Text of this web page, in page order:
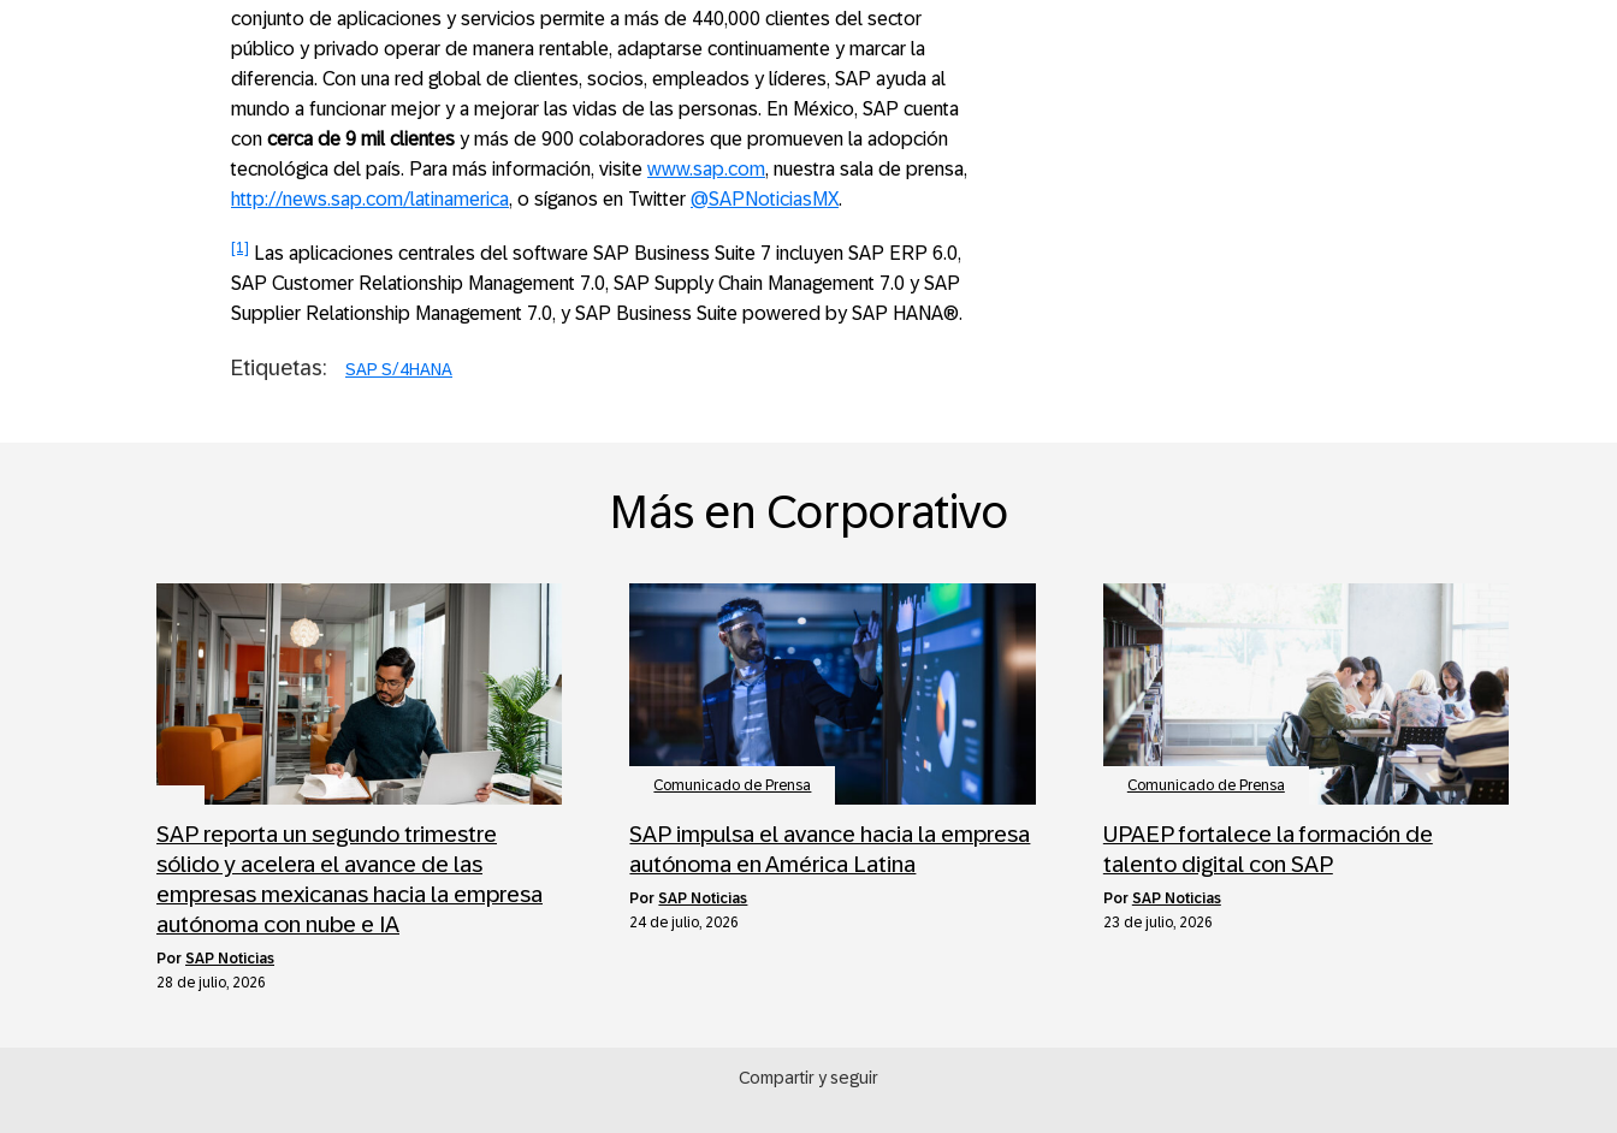
conjunto de aplicaciones y servicios permite a más de 440,000 clientes del sector
público y privado operar de manera rentable, adaptarse continuamente y marcar la
diferencia. Con una red global de clientes, socios, empleados y líderes, SAP ayuda al
mundo a funcionar mejor y a mejorar las vidas de las personas. En México, SAP cuenta
con cerca de 9 mil clientes y más de 900 colaboradores que promueven la adopción
tecnológica del país. Para más información, visite www.sap.com, nuestra sala de prensa,
http://news.sap.com/latinamerica, o síganos en Twitter @SAPNoticiasMX.
[1]
Las aplicaciones centrales del software SAP Business Suite 7 incluyen SAP ERP 6.0,
SAP Customer Relationship Management 7.0, SAP Supply Chain Management 7.0 y SAP
Supplier Relationship Management 7.0, y SAP Business Suite powered by SAP HANA®.
Etiquetas: SAP S/4HANA
Más en Corporativo
SAP reporta un segundo trimestre
sólido y acelera el avance de las
empresas mexicanas hacia la empresa
autónoma con nube e IA
por SAP Noticias
28 de julio, 2026
Comunicado de Prensa
SAP impulsa el avance hacia la empresa
autónoma en América Latina
porSAP Noticias
24 de julio, 2026
Comunicado de Prensa
UPAEP fortalece la formación de
talento digital con SAP
por SAP Noticias
23 de julio, 2026
Compartir y seguir